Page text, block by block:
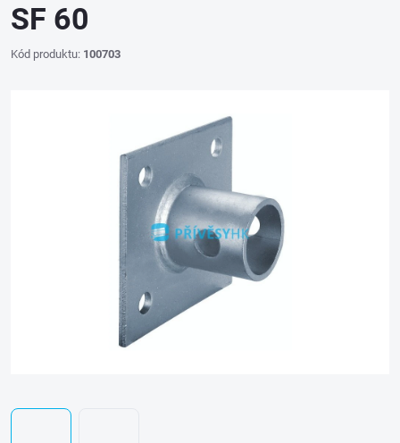
SF 60
Kód produktu: 100703